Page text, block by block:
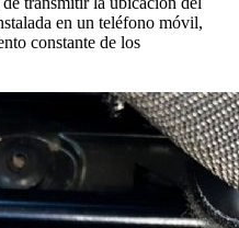
en un teléfono móvil,
constante de los